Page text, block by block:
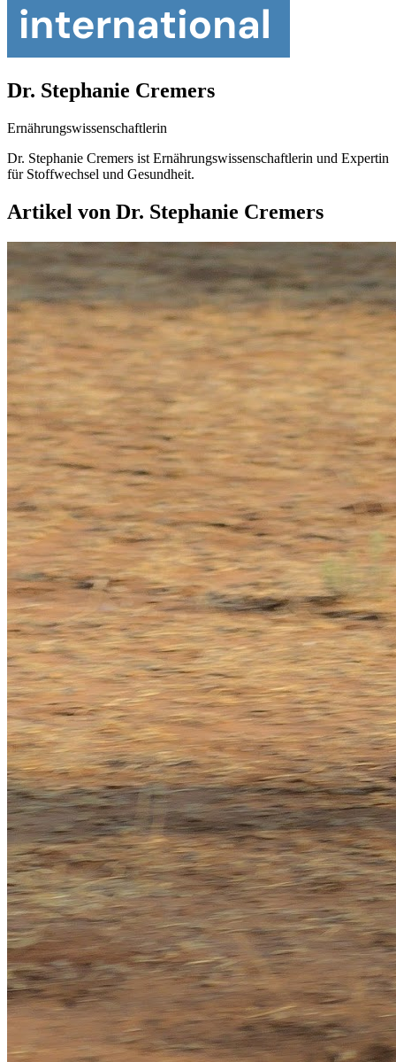
Dr. Stephanie Cremers
Ernährungswissenschaftlerin
Dr. Stephanie Cremers ist Ernährungswissenschaftlerin und Expertin
für Stoffwechsel und Gesundheit.
Artikel von Dr. Stephanie Cremers